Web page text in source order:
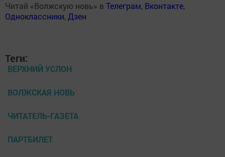
Читай «Волжскую новь» в Телеграм, Вконтакте,
Одноклассники, Дзен
Теги:
ВЕРХНИЙ УСЛОН
ВОЛЖСКАЯ НОВЬ
ЧИТАТЕЛЬ-ГАЗЕТА
ПАРТБИЛЕТ